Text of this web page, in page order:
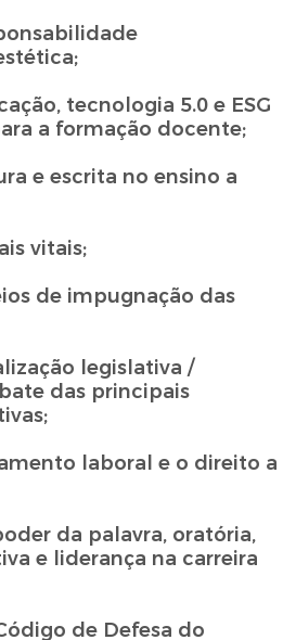
tecnologia 5.0 e ESG
a formação docente;
e escrita no ensino a
vitais;
de impugnação das
legislativa /
das principais
laboral e o direito a
da palavra, oratória,
e liderança na carreira
de Defesa do